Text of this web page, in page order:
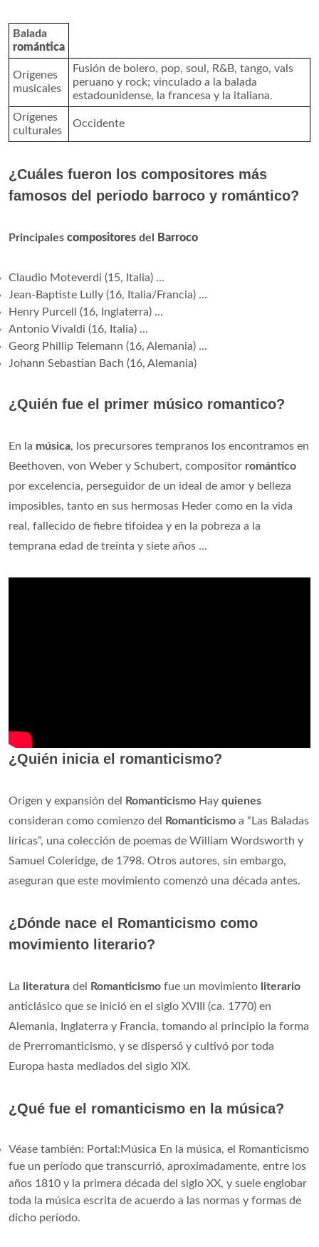
Balada
romántica
Orígenes
musicales
Fusión de bolero, pop, soul, R&B, tango, vals
peruano y rock; vinculado a la balada
estadounidense, la francesa y la italiana.
Orígenes
culturales
Occidente
¿Cuáles fueron los compositores más
famosos del periodo barroco y romántico?
Principales compositores del Barroco
Claudio Moteverdi (15, Italia) ...
Jean-Baptiste Lully (16, Italia/Francia) ...
Henry Purcell (16, Inglaterra) ...
Antonio Vivaldi (16, Italia) ...
Georg Phillip Telemann (16, Alemania) ...
Johann Sebastian Bach (16, Alemania)
¿Quién fue el primer músico romantico?
En la música, los precursores tempranos los encontramos en
Beethoven, von Weber y Schubert, compositor romántico
por excelencia, perseguidor de un ideal de amor y belleza
imposibles, tanto en sus hermosas Heder como en la vida
real, fallecido de fiebre tifoidea y en la pobreza a la
temprana edad de treinta y siete años ...
¿Quién inicia el romanticismo?
Origen y expansión del Romanticismo Hay quienes
consideran como comienzo del
Romanticismo a “Las Baladas
líricas”, una colección de poemas de William Wordsworth y
Samuel Coleridge, de 1798. Otros autores, sin embargo,
aseguran que este movimiento comenzó una década antes.
¿Dónde nace el Romanticismo como
movimiento literario?
La literatura del Romanticismo fue un movimiento literario
anticlásico que se inició en el siglo XVIII (ca. 1770) en
Alemania, Inglaterra y Francia, tomando al principio la forma
de Prerromanticismo, y se dispersó y cultivó por toda
Europa hasta mediados del siglo XIX.
¿Qué fue el romanticismo en la música?
Véase también: Portal:Música En la música, el Romanticismo
fue un período que transcurrió, aproximadamente, entre los
años 1810 y la primera década del siglo XX, y suele englobar
toda la música escrita de acuerdo a las normas y formas de
dicho período.